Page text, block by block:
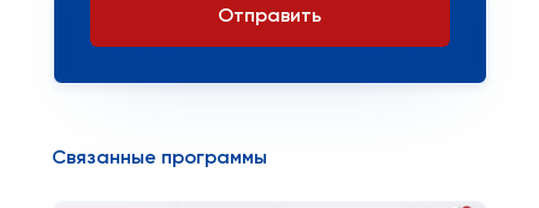
Отправить
Связанные программы